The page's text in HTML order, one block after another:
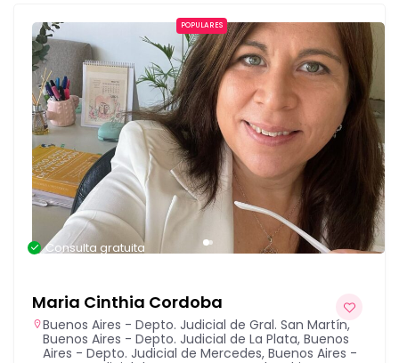
POPULARES
Consulta gratuita
Maria Cinthia Cordoba
Buenos Aires - Depto. Judicial de Gral. San Martín,
Buenos Aires - Depto. Judicial de La Plata, Buenos
Aires - Depto. Judicial de Mercedes, Buenos Aires -